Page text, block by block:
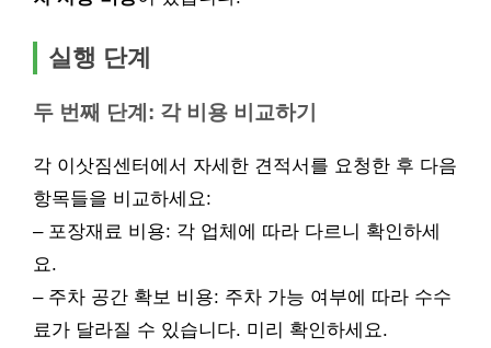
실행 단계
두 번째 단계: 각 비용 비교하기
각 이삿짐센터에서 자세한 견적서를 요청한 후 다음
항목들을 비교하세요:
– 포장재료 비용: 각 업체에 따라 다르니 확인하세
요.
– 주차 공간 확보 비용: 주차 가능 여부에 따라 수수
료가 달라질 수 있습니다. 미리 확인하세요.